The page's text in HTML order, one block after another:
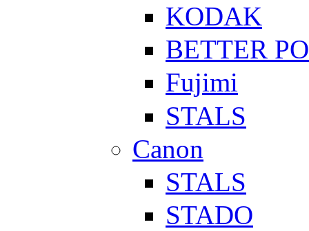
KODAK
BETTER
Fujimi
STALS
Canon
STALS
STADO